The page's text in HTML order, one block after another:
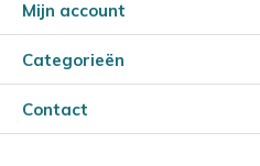
Mijn account
Categorieën
Contact